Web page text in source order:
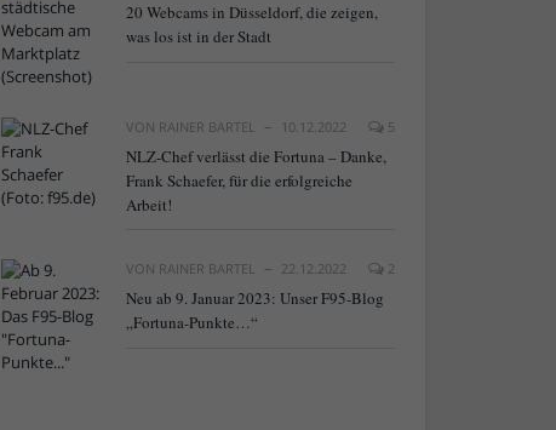
20 Webcams in Düsseldorf, die zeigen,
was los ist in der Stadt
VON RAINER BARTEL 10.12.2022 5
NLZ-Chef verlässt die Fortuna – Danke,
Frank Schaefer, für die erfolgreiche
Arbeit!
VON RAINER BARTEL 22.12.2022 2
Neu ab 9. Januar 2023: Unser F95-Blog
„Fortuna-Punkte…“